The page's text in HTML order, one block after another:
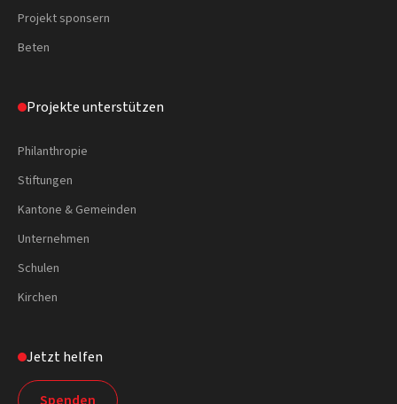
Projekt sponsern
Beten
Projekte unterstützen
Philanthropie
Stiftungen
Kantone & Gemeinden
Unternehmen
Schulen
Kirchen
Jetzt helfen